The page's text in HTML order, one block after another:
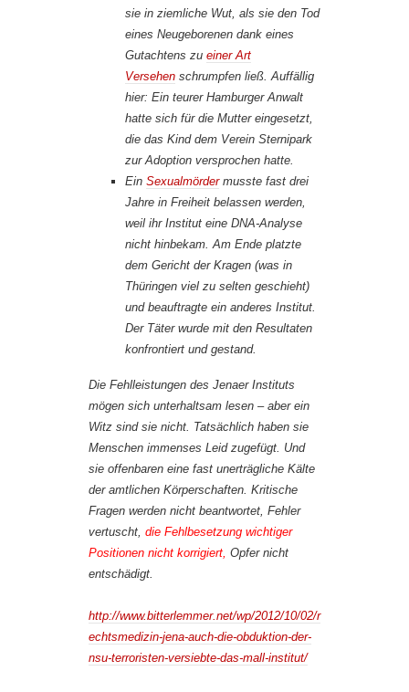
sie in ziemliche Wut, als sie den Tod
eines Neugeborenen dank eines
Gutachtens zu einer Art
Versehen schrumpfen ließ. Auffällig
hier: Ein teurer Hamburger Anwalt
hatte sich für die Mutter eingesetzt,
die das Kind dem Verein Sternipark
zur Adoption versprochen hatte.
Ein Sexualmördermusste fast drei
Jahre in Freiheit belassen werden,
weil ihr Institut eine DNA-Analyse
nicht hinbekam. Am Ende platzte
dem Gericht der Kragen (was in
Thüringen viel zu selten geschieht)
und beauftragte ein anderes Institut.
Der Täter wurde mit den Resultaten
konfrontiert und gestand.
Die Fehlleistungen des Jenaer Instituts
mögen sich unterhaltsam lesen – aber ein
Witz sind sie nicht. Tatsächlich haben sie
Menschen immenses Leid zugefügt. Und
sie offenbaren eine fast unerträgliche Kälte
der amtlichen Körperschaften. Kritische
Fragen werden nicht beantwortet, Fehler
vertuscht, die Fehlbesetzung wichtiger
Positionen nicht korrigiert, Opfer nicht
entschädigt.
http://www.bitterlemmer.net/wp/2012/10/02/r
echtsmedizin-jena-auch-die-obduktion-der-
nsu-terroristen-versiebte-das-mall-institut/